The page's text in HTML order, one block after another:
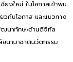
งใหม่ ในโอกาสเข้าพบ
กับโอกาส และแนวทาง
ฒนาทักษะด้านดิจิทัล
นานาชาตินวัตกรรม